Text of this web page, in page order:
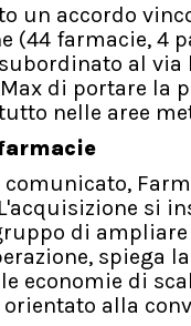
un accordo
(44 farmacie, 4
al via
di portare la
nelle aree
comunicato,
si
di
spiega
economie di
alla